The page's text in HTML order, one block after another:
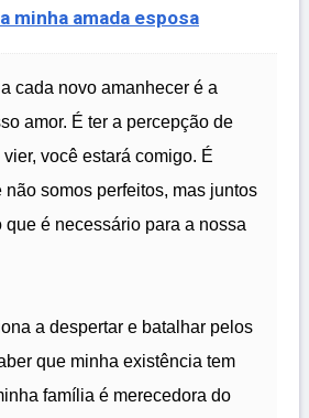
minha amada esposa
cada novo amanhecer é a
amor. É ter a percepção de
você estará comigo. É
não somos perfeitos, mas juntos
que é necessário para a nossa
a despertar e batalhar pelos
que minha existência tem
família é merecedora do